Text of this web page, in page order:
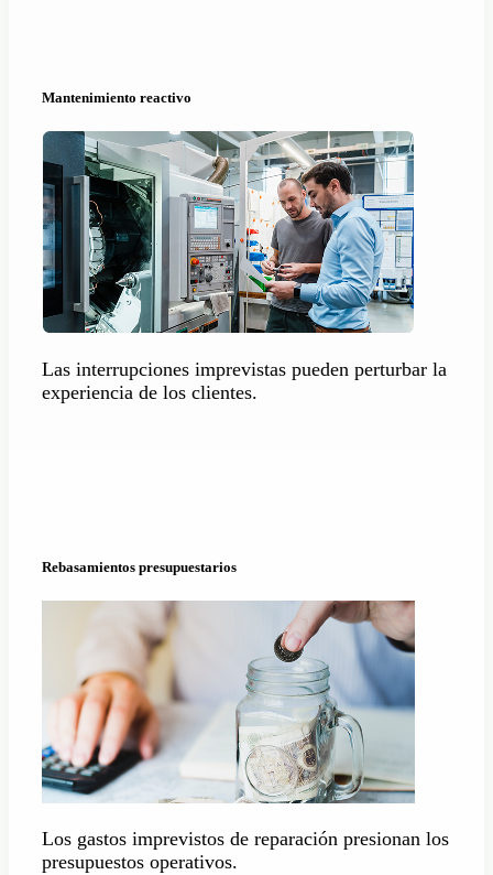
Mantenimiento reactivo
Las interrupciones imprevistas pueden perturbar la
experiencia de los clientes.
Rebasamientos presupuestarios
Los gastos imprevistos de reparación presionan los
presupuestos operativos.